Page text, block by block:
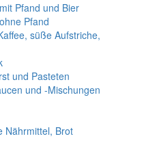
Pfand und Bier
Pfand
süße Aufstriche,
und Pasteten
und -Mischungen
Nährmittel, Brot